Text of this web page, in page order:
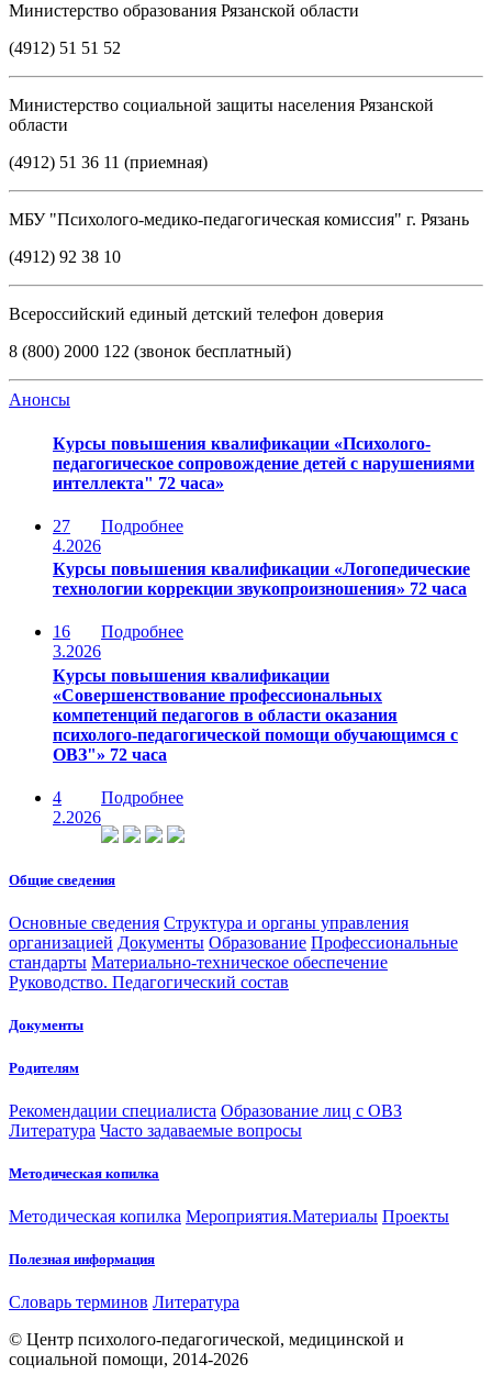
Министерство образования Рязанской области
(4912) 51 51 52
Министерство социальной защиты населения Рязанской
области
(4912) 51 36 11 (приемная)
МБУ "Психолого-медико-педагогическая комиссия" г. Рязань
(4912) 92 38 10
Всероссийский единый детский телефон доверия
8 (800) 2000 122 (звонок бесплатный)
Анонсы
Курсы повышения квалификации «Психолого-
педагогическое сопровождение детей с нарушениями
интеллекта" 72 часа»
27
4.2026
Подробнее
Курсы повышения квалификации «Логопедические
технологии коррекции звукопроизношения» 72 часа
16
3.2026
Подробнее
Курсы повышения квалификации
«Совершенствование профессиональных
компетенций педагогов в области оказания
психолого-педагогической помощи обучающимся с
ОВЗ"» 72 часа
4
2.2026
Подробнее
Общие сведения
Основные сведения Структура и органы управления
организацией Документы Образование Профессиональные
стандарты Материально-техническое обеспечение
Руководство. Педагогический состав
Документы
Родителям
Рекомендации специалиста Образование лиц с ОВЗ
Литература Часто задаваемые вопросы
Методическая копилка
Методическая копилка Мероприятия.Материалы Проекты
Полезная информация
Словарь терминов Литература
© Центр психолого-педагогической, медицинской и
социальной помощи, 2014-2026